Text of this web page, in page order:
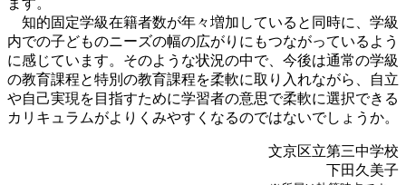
ます。
知的固定学級在籍者数が年々増加していると同時に、学級
内での子どものニーズの幅の広がりにもつながっているよう
に感じています。そのような状況の中で、今後は通常の学級
の教育課程と特別の教育課程を柔軟に取り入れながら、自立
や自己実現を目指すために学習者の意思で柔軟に選択できる
カリキュラムがよりくみやすくなるのではないでしょうか。
文京区立第三中学校
下田久美子